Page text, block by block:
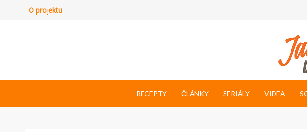
O projektu
RECEPTY ČLÁNKY SERIÁLY VIDEA